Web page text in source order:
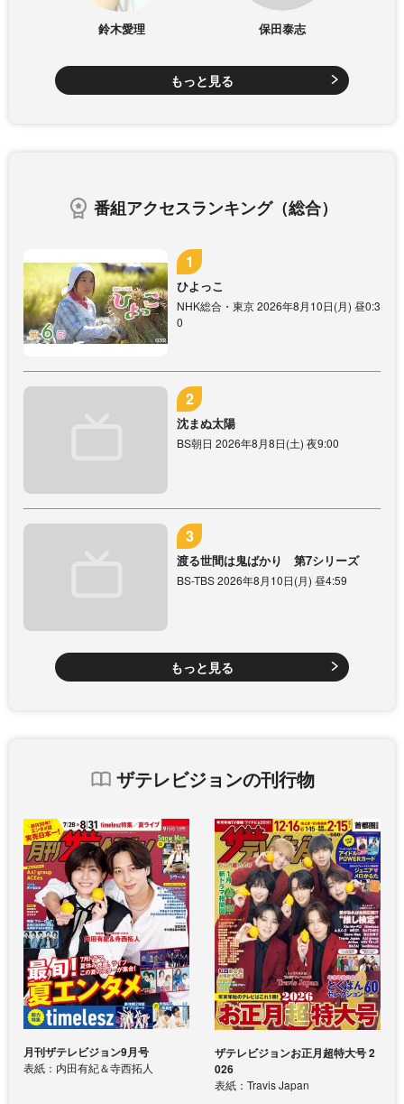
鈴木愛理 保田泰志
もっと見る
番組アクセスランキング（総合）
ひよっこ
NHK総合・東京 2026年8月10日(月) 昼0:3
0
沈まぬ太陽
BS朝日 2026年8月8日(土) 夜9:00
渡る世間は鬼ばかり 第7シリーズ
BS-TBS 2026年8月10日(月) 昼4:59
もっと見る
ザテレビジョンの刊行物
月刊ザテレビジョン9月号
表紙：内田有紀＆寺西拓人
ザテレビジョンお正月超特大号 2
026
表紙：Travis Japan